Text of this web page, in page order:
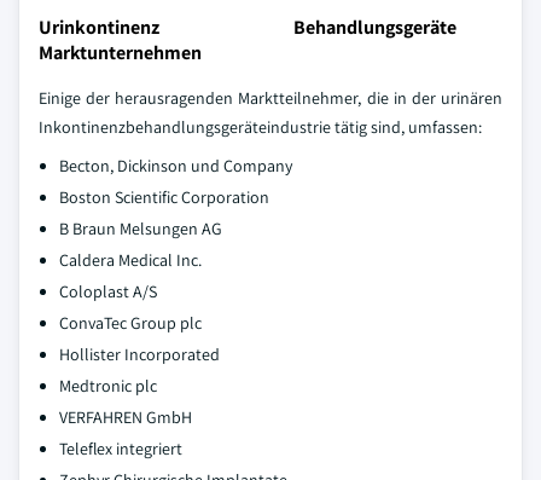
Urinkontinenz Behandlungsgeräte
Marktunternehmen
Einige der herausragenden Marktteilnehmer, die in der urinären
Inkontinenzbehandlungsgeräteindustrie tätig sind, umfassen:
Becton, Dickinson und Company
Boston Scientific Corporation
B Braun Melsungen AG
Caldera Medical Inc.
Coloplast A/S
ConvaTec Group plc
Hollister Incorporated
Medtronic plc
VERFAHREN GmbH
Teleflex integriert